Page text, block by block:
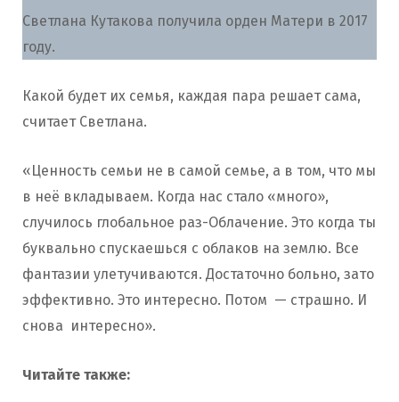
Светлана Кутакова получила орден Матери в 2017
году.
Какой будет их семья, каждая пара решает сама,
считает Светлана.
«Ценность семьи не в самой семье, а в том, что мы
в неё вкладываем. Когда нас стало «много»,
случилось глобальное раз-Облачение. Это когда ты
буквально спускаешься с облаков на землю. Все
фантазии улетучиваются. Достаточно больно, зато
эффективно. Это интересно. Потом — страшно. И
снова интересно».
Читайте также: